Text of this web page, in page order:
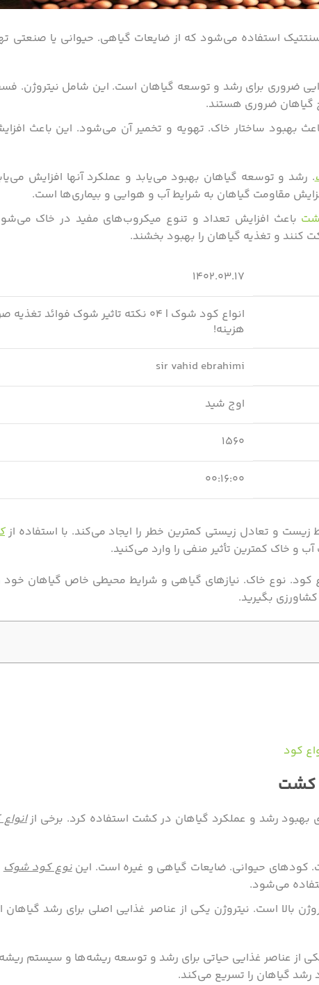
استفاده می‌شود که از ضایعات گیاهی. حیوانی یا صنعتی
ضروری برای رشد و توسعه گیاهان است. این شامل نیتروژن.
گیاهان ضروری هستند.
بهبود ساختار خاک. تهویه و تخمیر آن می‌شود. این باعث
. رشد و توسعه گیاهان بهبود می‌یابد و عملکرد آنها افزایش
مقاومت گیاهان به شرایط آب و هوایی و بیماری‌ها است.
باعث افزایش تعداد و تنوع میکروب‌های مفید در خاک
کنند و تغذیه گیاهان را بهبود بخشند.
۱۴۰۲.۰۳.۱۷
انواع کود شوک | ۰۴ نکته تاثیر شوک فوائد
هزینه!
sir vahid ebrahimi
اوج شید
۱۵۶۰
۰۰:۱۶:۰۰
و تعادل زیستی کمترین خطر را ایجاد می‌کند. با استفاده از
خاک کمترین تأثیر منفی را وارد می‌کنید.
نوع خاک. نیازهای گیاهی و شرایط محیطی خاص گیاهان خود
بگیرید.
کشت
بهبود رشد و عملکرد گیاهان در کشت استفاده کرد. برخی از
کودهای حیوانی. ضایعات گیاهی و غیره است. ایننوع کود شوک
می‌شود.
بالا است. نیتروژن یکی از عناصر غذایی اصلی برای رشد
عناصر غذایی حیاتی برای رشد و توسعه ریشه‌ها و سیستم
گیاهان را تسریع می‌کند.